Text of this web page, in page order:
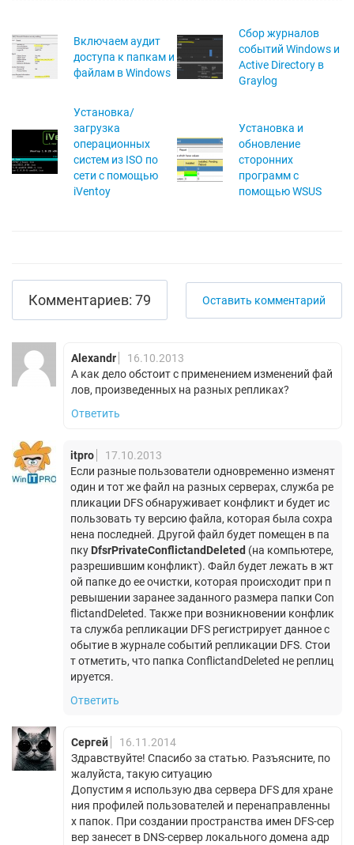
Включаем аудит
доступа к папкам и
файлам в Windows
Сбор журналов
событий Windows и
Active Directory в
Graylog
Установка/
загрузка
операционных
систем из ISO по
сети с помощью
iVentoy
Установка и
обновление
сторонних
программ с
помощью WSUS
Комментариев: 79 Оставить комментарий
Alexandr
16.10.2013
А как дело обстоит с применением изменений фай
лов, произведенных на разных репликах?
Ответить
itpro
17.10.2013
Если разные пользователи одновременно изменят
один и тот же файл на разных серверах, служба ре
пликации DFS обнаруживает конфликт и будет ис
пользовать ту версию файла, которая была сохра
нена последней. Другой файл будет помещен в па
пку DfsrPrivateConflictandDeleted (на компьютере,
разрешившим конфликт). Файл будет лежать в жт
ой папке до ее очистки, которая происходит при п
ревышении заранее заданного размера папки Con
flictandDeleted. Также при возникновении конфлик
та служба репликации DFS регистрирует данное с
обытие в журнале событий репликации DFS. Стои
т отметить, что папка ConflictandDeleted не реплиц
ируется.
Ответить
Сергей
16.11.2014
Здравствуйте! Спасибо за статью. Разъясните, по
жалуйста, такую ситуацию
Допустим я использую два сервера DFS для хране
ния профилей пользователей и перенаправленны
х папок. При создании пространства имен DFS-сер
вер занесет в DNS-сервер локального домена адр